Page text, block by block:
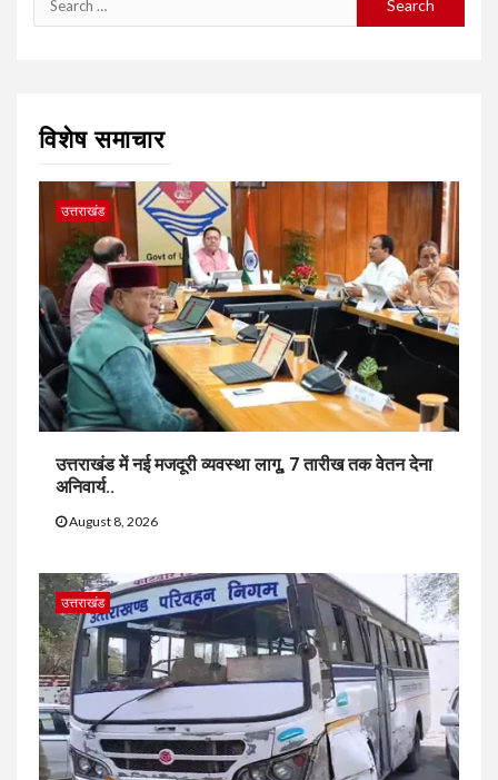
for:
विशेष समाचार
उत्तराखंड
उत्तराखंड में नई मजदूरी व्यवस्था लागू, 7 तारीख तक वेतन देना
अनिवार्य..
August 8, 2026
उत्तराखंड